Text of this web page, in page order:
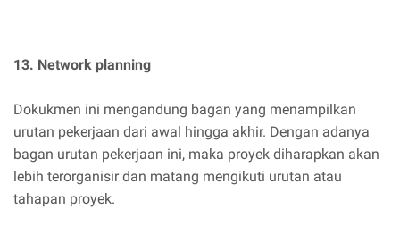
13. Network planning
Dokukmen ini mengandung bagan yang menampilkan
urutan pekerjaan dari awal hingga akhir. Dengan adanya
bagan urutan pekerjaan ini, maka proyek diharapkan akan
lebih terorganisir dan matang mengikuti urutan atau
tahapan proyek.